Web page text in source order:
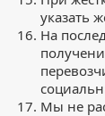
указать
На
Мы не